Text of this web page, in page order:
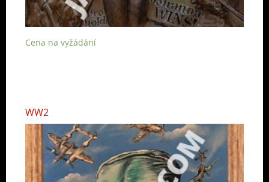
Cena na vyžádání
WW2